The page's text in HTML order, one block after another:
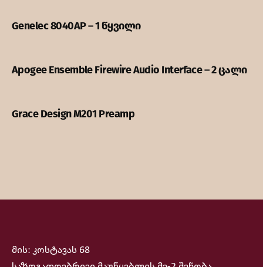
Genelec 8040AP – 1 წყვილი
Apogee Ensemble Firewire Audio Interface – 2 ცალი
Grace Design M201 Preamp
მის: კოსტავას 68